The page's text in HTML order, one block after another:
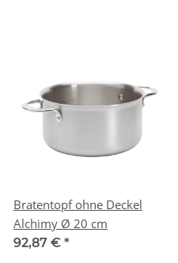
Bratentopf ohne Deckel
Alchimy Ø 20 cm
92,87 € *